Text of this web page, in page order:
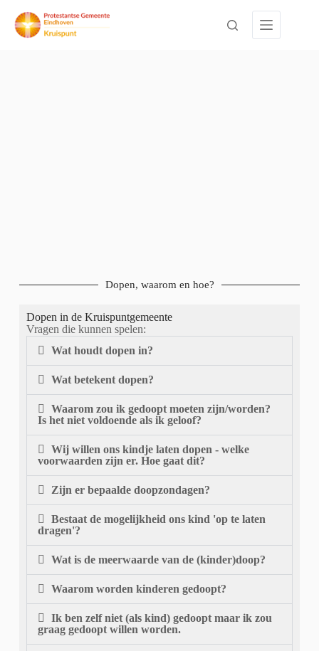
Dopen, waarom en hoe?
Dopen in de Kruispuntgemeente
Vragen die kunnen spelen:
Wat houdt dopen in?
Wat betekent dopen?
Waarom zou ik gedoopt moeten zijn/worden?
Is het niet voldoende als ik geloof?
Wij willen ons kindje laten dopen - welke
voorwaarden zijn er. Hoe gaat dit?
Zijn er bepaalde doopzondagen?
Bestaat de mogelijkheid ons kind 'op te laten
dragen'?
Wat is de meerwaarde van de (kinder)doop?
Waarom worden kinderen gedoopt?
Ik ben zelf niet (als kind) gedoopt maar ik zou
graag gedoopt willen worden.